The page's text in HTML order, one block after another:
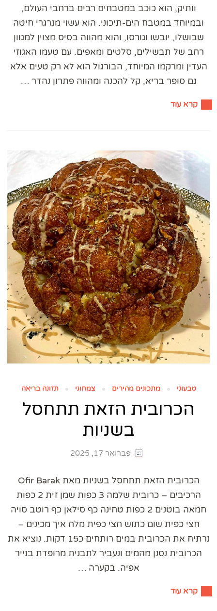
וותיק, הוא כוכב במטבחים רבים ברחבי העולם,
ובמיוחד במטבח הים-תיכוני. הוא עשוי מגרגרי חיטה
שבושלו, יובשו וגורסו, והוא מהווה בסיס מצוין למגוון
רחב של תבשילים, סלטים ומאפים. עם טעמו האגוזי
העדין ומרקמו המיוחד, הבורגול הוא לא רק טעים אלא
גם סופר בריא, קל להכנה ומהווה פתרון נהדר …
קרא עוד
טבעוני מתכונים מהירים צמחוני תזונה בריאה
הכרובית הזאת תתחסל
בשניות
פברואר 17, 2025
הרכיבים – כרובית שלמה 3 כפות שמן זית 2 כפות
חמאה בוטנים 2 כפות טחינה כף סילאן כף רוטב סויה
חצי כפית שום כתוש חצי כפית מלח איך מכינים –
נרתיח את הכרובית במים רותחים כ15 דקות. נוציא את
הכרובית נסנן מהמים ונעביר לתבנית מרופדת בנייר
אפיה. בקערה …
קרא עוד